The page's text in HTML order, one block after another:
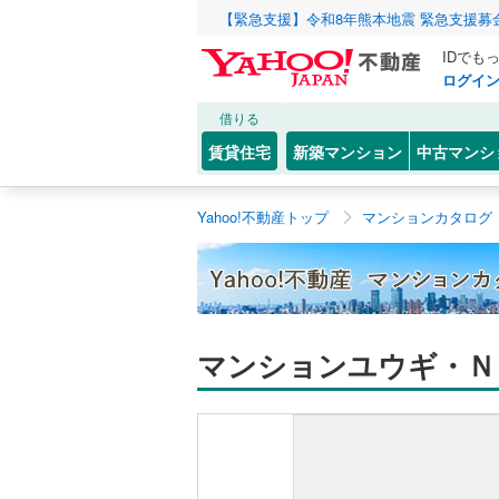
【緊急支援】令和8年熊本地震 緊急支援
IDでも
ログイン
借りる
賃貸住宅 新築マンション 中古マンシ
Yahoo!不動産トップ マンションカタログ
マンションユウギ・Ｎ